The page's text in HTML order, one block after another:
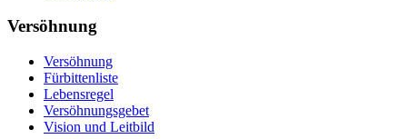
Versöhnung
Versöhnung
Fürbittenliste
Lebensregel
Versöhnungsgebet
Vision und Leitbild